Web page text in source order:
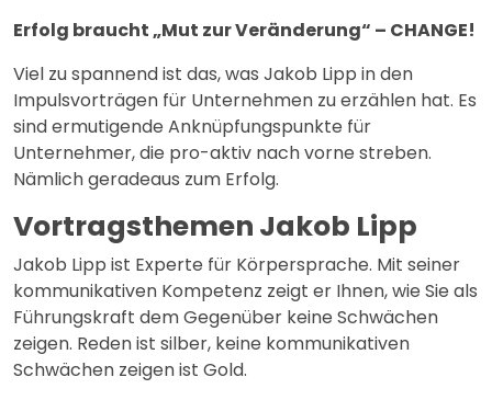
Erfolg braucht „Mut zur Veränderung“ – CHANGE!
Viel zu spannend ist das, was Jakob Lipp in den
Impulsvorträgen für Unternehmen zu erzählen hat. Es
sind ermutigende Anknüpfungspunkte für
Unternehmer, die pro-aktiv nach vorne streben.
Nämlich geradeaus zum Erfolg.
Vortragsthemen Jakob Lipp
Jakob Lipp ist Experte für Körpersprache. Mit seiner
kommunikativen Kompetenz zeigt er Ihnen, wie Sie als
Führungskraft dem Gegenüber keine Schwächen
zeigen. Reden ist silber, keine kommunikativen
Schwächen zeigen ist Gold.